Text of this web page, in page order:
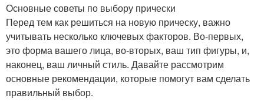
Основные советы по выбору прически
Перед тем как решиться на новую прическу, важно
учитывать несколько ключевых факторов. Во-первых,
это форма вашего лица, во-вторых, ваш тип фигуры, и,
наконец, ваш личный стиль. Давайте рассмотрим
основные рекомендации, которые помогут вам сделать
правильный выбор.